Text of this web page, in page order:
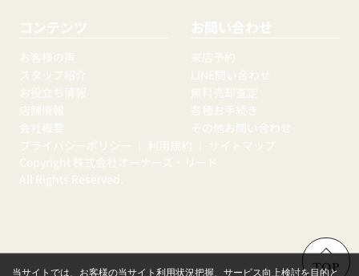
コンテンツ
お客様の声
スタッフ紹介
お役立ち情報
店舗情報
会社概要
お問い合わせ
来店予約
LINE問い合わせ
無料売却査定
各種お手続き
その他お問い合わせ
プライバシーポリシー
利用規約
サイトマップ
Copyright 株式会社オーナーズ・リード
All Rights Reserved.
TOP
当サイトでは、お客様の当サイト利用状況把握、サービス向上検討を目的と